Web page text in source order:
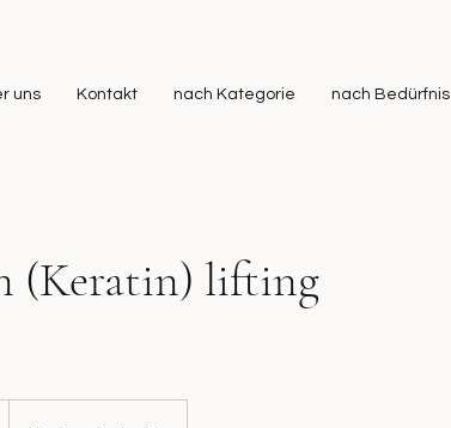
uns Kontakt nach Kategorie nach Bedürfnis
(Keratin) lifting